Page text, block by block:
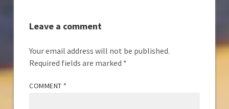
Leave a comment
Your email address will not be published.
Required fields are marked *
COMMENT *